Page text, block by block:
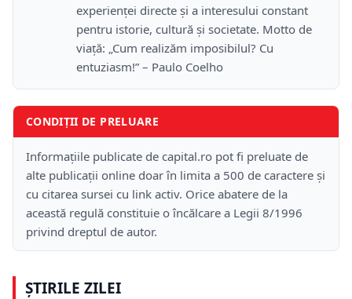
experienței directe și a interesului constant
pentru istorie, cultură și societate. Motto de
viață: „Cum realizăm imposibilul? Cu
entuziasm!” – Paulo Coelho
CONDIȚII DE PRELUARE
Informațiile publicate de capital.ro pot fi preluate de
alte publicații online doar în limita a 500 de caractere și
cu citarea sursei cu link activ. Orice abatere de la
această regulă constituie o încălcare a Legii 8/1996
privind dreptul de autor.
ȘTIRILE ZILEI